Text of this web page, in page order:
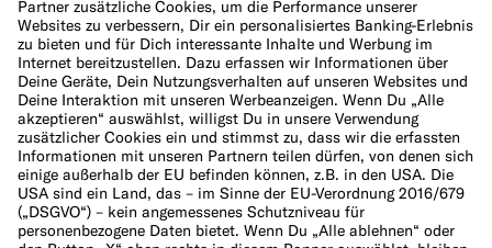
Presse
Affiliate-Programm
Lieferanten
Hilfe
Kundenservice